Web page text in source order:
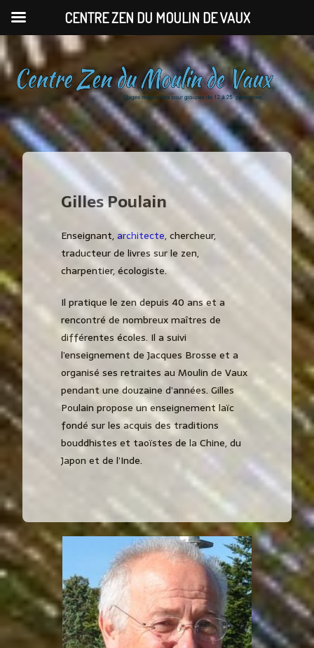
Gilles Poulain
Enseignant, architecte, chercheur,
traducteur de livres sur le zen,
charpentier, écologiste.
Il pratique le zen depuis 40 ans et a
rencontré de nombreux maîtres de
différentes écoles. Il a suivi
l’enseignement de Jacques Brosse et a
organisé ses retraites au Moulin de Vaux
pendant une douzaine d’années. Gilles
Poulain propose un enseignement laïc
fondé sur les acquis des traditions
bouddhistes et taoïstes de la Chine, du
Japon et de l’Inde.
CENTRE ZEN DU MOULIN DE VAUX